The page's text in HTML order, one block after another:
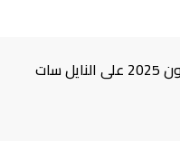
محتويات تردد قنوات الاطفال كارتون 2025 على النايل سات